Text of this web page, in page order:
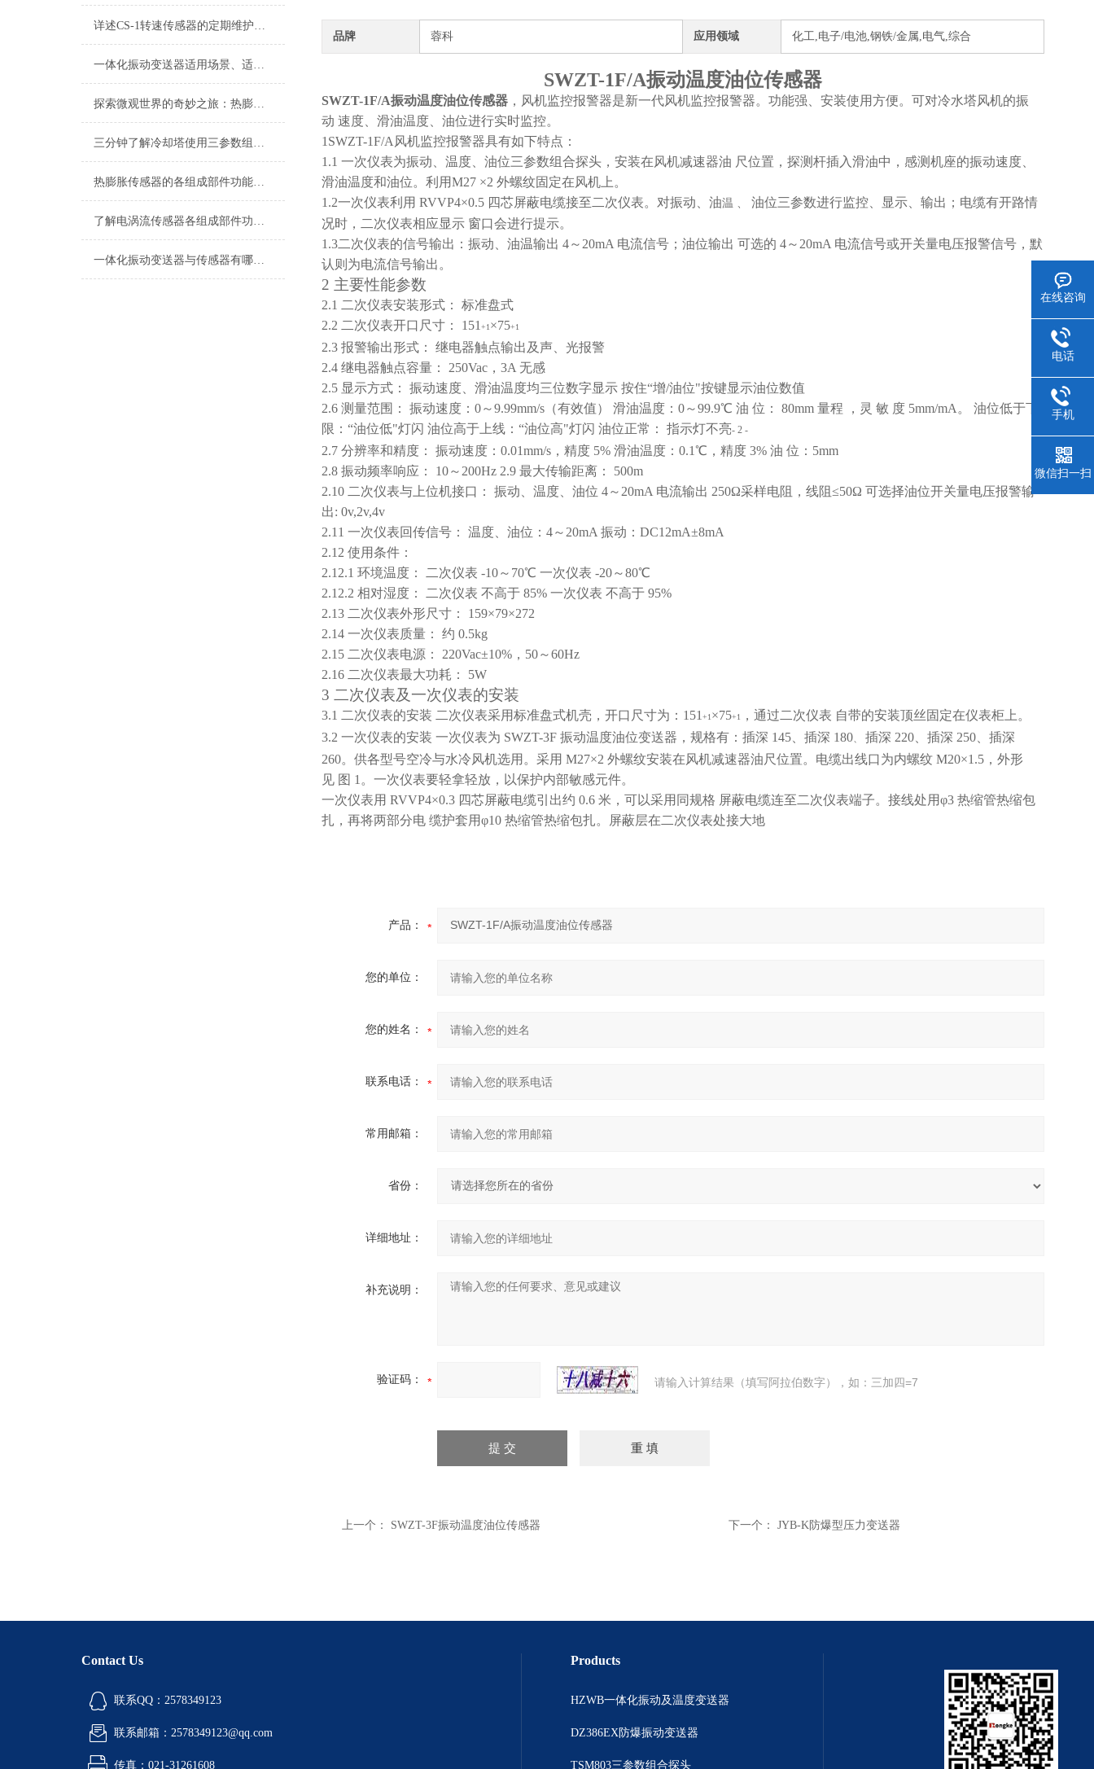
详述CS-1转速传感器的定期维护保养规范方法
一体化振动变送器适用场景、适用设备及安装位置详解
探索微观世界的奇妙之旅：热膨胀传感器的魔力
三分钟了解冷却塔使用三参数组合探头
热膨胀传感器的各组成部件功能特点分享
了解电涡流传感器各组成部件功能特点才能更好的使用它
一体化振动变送器与传感器有哪些不同？
品牌 蓉科 应用领域 化工,电子/电池,钢铁/金属,电气,综合
SWZT-1F/A振动温度油位传感器
SWZT-1F/A振动温度油位传感器 ，风机监控报警器是新一代风机监控报警器。功能强、安装使用方便。可对冷水塔风机的振
动 速度、滑油温度、油位进行实时监控。
1 SWZT-1F/A 风机监控报警器具有如下特点：
1.1 一次仪表为振动、温度、油位三参数组合探头，安装在风机减速器油 尺位置，探测杆插入滑油中，感测机座的振动速度、
滑油温度和油位。利用M27 ×2 外螺纹固定在风机上。
1.2一次仪表利用 RVVP4×0.5 四芯屏蔽电缆接至二次仪表。对振动、油温 、 油位三参数进行监控、显示、输出；电缆有开路情
况时，二次仪表相应显示 窗口会进行提示。
1.3二次仪表的信号输出：振动、油温输出 4～20mA 电流信号；油位输出 可选的 4～20mA 电流信号或开关量电压报警信号，默
认则为电流信号输出。
2 主要性能参数
2.1 二次仪表安装形式： 标准盘式
2.2 二次仪表开口尺寸： 151 +1 ×75+1
2.3 报警输出形式： 继电器触点输出及声、光报警
2.4 继电器触点容量： 250Vac，3A 无感
2.5 显示方式： 振动速度、滑油温度均三位数字显示 按住“增/油位"按键显示油位数值
2.6 测量范围： 振动速度：0～9.99mm/s（有效值） 滑油温度：0～99.9℃ 油 位： 80mm 量程 ，灵 敏 度 5mm/mA。 油位低于下
限：“油位低"灯闪 油位高于上线：“油位高"灯闪 油位正常： 指示灯不亮- 2 -
2.7 分辨率和精度： 振动速度：0.01mm/s，精度 5% 滑油温度：0.1℃，精度 3% 油 位：5mm
2.8 振动频率响应： 10～200Hz 2.9 最大传输距离： 500m
2.10 二次仪表与上位机接口： 振动、温度、油位 4～20mA 电流输出 250Ω采样电阻，线阻≤50Ω 可选择油位开关量电压报警输
出: 0v,2v,4v
2.11 一次仪表回传信号： 温度、油位：4～20mA 振动：DC12mA±8mA
2.12 使用条件：
2.12.1 环境温度：
二次仪表 -10～70℃ 一次仪表 -20～80℃
2.12.2 相对湿度：
二次仪表 不高于 85% 一次仪表 不高于 95%
2.13 二次仪表外形尺寸： 159×79×272
2.14 一次仪表质量： 约 0.5kg
2.15 二次仪表电源： 220Vac±10%，50～60Hz
2.16 二次仪表最大功耗： 5W
3 二次仪表及一次仪表的安装
3.1 二次仪表的安装 二次仪表采用标准盘式机壳，开口尺寸为：151 +1 ×75+1 ，通过二次仪表 自带的安装顶丝固定在仪表柜上。
3.2 一次仪表的安装 一次仪表为 SWZT-3F 振动温度油位变送器，规格有：插深 145、插深 180、 插深 220、插深 250、插深
260。供各型号空冷与水冷风机选用。采用 M27×2 外螺纹安装在风机减速器油尺位置。电缆出线口为内螺纹 M20×1.5，外形
见 图 1。一次仪表要轻拿轻放，以保护内部敏感元件。
一次仪表用 RVVP4×0.3 四芯屏蔽电缆引出约 0.6 米，可以采用同规格 屏蔽电缆连至二次仪表端子。接线处用φ3 热缩管热缩包
扎，再将两部分电 缆护套用φ10 热缩管热缩包扎。屏蔽层在二次仪表处接大地
产品：
您的单位：
您的姓名：
联系电话：
常用邮箱：
省份：
详细地址：
补充说明：
验证码： 请输入计算结果（填写阿拉伯数字），如：三加四=7
上一个： SWZT-3F振动温度油位传感器 下一个： JYB-K防爆型压力变送器
Contact Us
联系QQ：2578349123
联系邮箱：2578349123@qq.com
传真：021-31261608
Products
HZWB一体化振动及温度变送器
DZ386EX防爆振动变送器
TSM803三参数组合探头
在线咨询
电话
手机
微信扫一扫